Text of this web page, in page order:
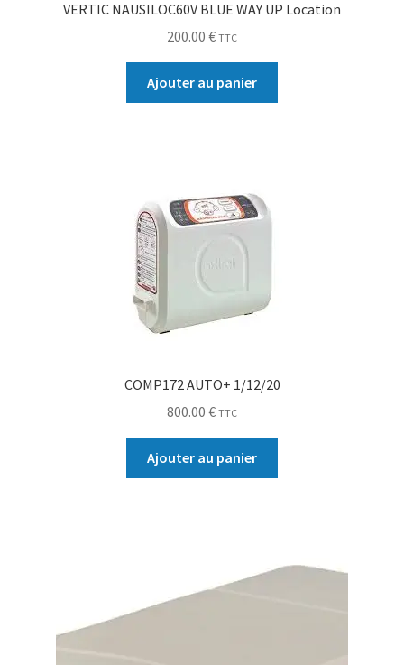
VERTIC NAUSILOC60V BLUE WAY UP Location
200.00 € TTC
Ajouter au panier
COMP172 AUTO+ 1/12/20
800.00 € TTC
Ajouter au panier